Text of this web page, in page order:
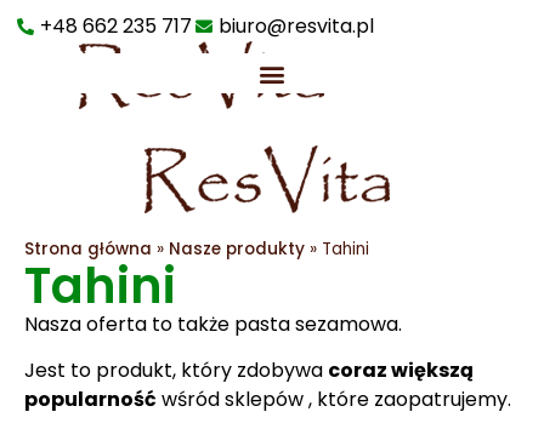
+48 662 235 717 biuro@resvita.pl
Strona główna » Nasze produkty » Tahini
Tahini
Nasza oferta to także pasta sezamowa.
Jest to produkt, który zdobywa coraz większą
popularność wśród sklepów , które zaopatrujemy.